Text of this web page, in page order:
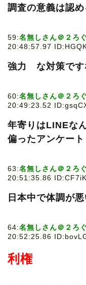
調査の意義は認
59:名無しさん＠２ろ
20:48:57.97
強力 な対策です
60:名無しさん＠２ろ
20:49:23.52
年寄りはLINEな
偏ったアンケート
63:名無しさん＠２ろ
20:51:35.86
日本中で体調が
64:名無しさん＠２ろ
20:52:25.86
利権